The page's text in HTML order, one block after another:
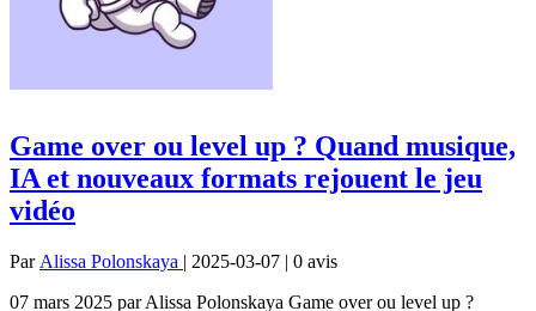
Game over ou level up ? Quand musique,
IA et nouveaux formats rejouent le jeu
vidéo
Par Alissa Polonskaya | 2025-03-07 | 0 avis
07 mars 2025 par Alissa Polonskaya Game over ou level up ?